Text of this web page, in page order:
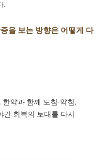
.
을 보는 방향은 어떻게 다
약과 함께 도침·약침,
회복의 토대를 다시